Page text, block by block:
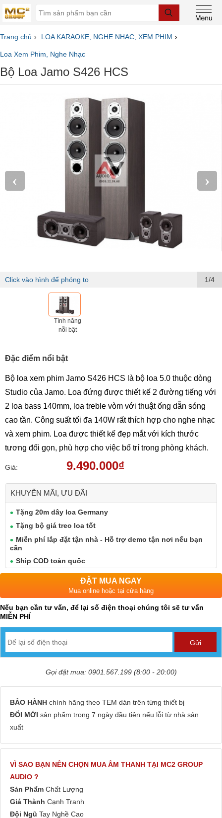
Trang chủ LOA KARAOKE, NGHE NHẠC, XEM PHIM
Loa Xem Phim, Nghe Nhạc
Bộ Loa Jamo S426 HCS
‹ ›
Click vào hình để phóng to 1/4
Tính năng
nỗi bật
Đặc điểm nổi bật
Bộ loa xem phim Jamo S426 HCS là bộ loa 5.0 thuộc dòng
Studio của Jamo. Loa đứng được thiết kế 2 đường tiếng với
2 loa bass 140mm, loa treble vòm với thuật ống dẫn sóng
cao tần. Công suất tối đa 140W rất thích hợp cho nghe nhạc
và xem phim. Loa được thiết kế đẹp mắt với kích thước
tương đối gọn, phù hợp cho việc bố trí trong phòng khách.
Giá: 9.490.000₫
KHUYẾN MÃI, ƯU ĐÃI
Tặng 20m dây loa Germany
Tặng bộ giá treo loa tốt
Miễn phí lắp đặt tận nhà - Hỗ trợ demo tận nơi nếu bạn
cần
Ship COD toàn quốc
ĐẶT MUA NGAY
Mua online hoặc tại cửa hàng
Nếu bạn cần tư vấn, để lại số điện thoại chúng tôi sẽ tư vấn
MIỄN PHÍ
Gọi đặt mua: 0901.567.199 (8:00 - 20:00)
BẢO HÀNH chính hãng theo TEM dán trên từng thiết bị
ĐỔI MỚI sản phẩm trong 7 ngày đầu tiên nếu lỗi từ nhà sản
xuất
VÌ SAO BẠN NÊN CHỌN MUA ÂM THANH TẠI MC2 GROUP
AUDIO ?
Sản Phẩm Chất Lượng
Giá Thành Cạnh Tranh
Đội Ngũ Tay Nghề Cao